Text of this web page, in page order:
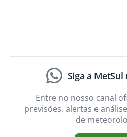
Siga a
Entre no nosso canal
previsões, alertas e
de